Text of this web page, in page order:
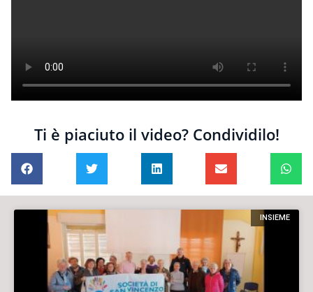
Ti è piaciuto il video? Condividilo!
INSIEME